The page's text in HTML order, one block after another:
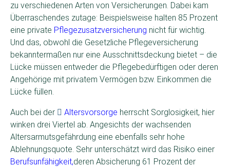
zu verschiedenen Arten von Versicherungen. Dabei kam
Überraschendes zutage: Beispielsweise halten 85 Prozent
eine private Pflegezusatzversicherung nicht für wichtig.
Und das, obwohl die Gesetzliche Pflegeversicherung
bekanntermaßen nur eine Ausschnittsdeckung bietet – die
Lücke müssen entweder die Pflegebedürftigen oder deren
Angehörige mit privatem Vermögen bzw. Einkommen die
Lücke füllen.
Auch bei der Altersvorsorge herrscht Sorglosigkeit, hier
winken drei Viertel ab. Angesichts der wachsenden
Altersarmutsgefährdung eine ebenfalls sehr hohe
Ablehnungsquote. Sehr unterschätzt wird das Risiko einer
Berufsunfähigkeit,deren Absicherung 61 Prozent der